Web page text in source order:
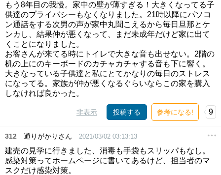
もう8年目の我慢。家中の壁が薄すぎる！大きくなってる子
供達のプライバシーもなくなりました。21時以降にパソコ
ン通話をする次男の声が家中丸聞こえるから毎日旦那とケ
ンカし、結果仲が悪くなって、まだ未成年だけど家に出て
くことになりました。
お客さんが来てる時にトイレで大きな音も出せない。2階の
机の上にのキーボードのカチャカチャする音も下に響く。
大きなっている子供達と私にとてかなりの毎日のストレス
になってる。家族が仲が悪くなるぐらいならこの家を購入
しなければ良かった。
非表示 投稿する 参考になる! 9
312 通りがかりさん 2021/03/02 03:13:13
建売の見学に行きました、消毒も手袋もスリッパもなし。
感染対策ってホームページに書いてあるけど、担当者のマ
スクだけ感染対策。